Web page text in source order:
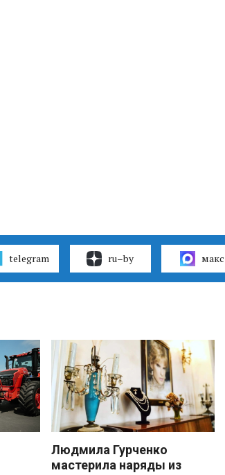
telegram ru–by макс
Людмила Гурченко
мастерила наряды из